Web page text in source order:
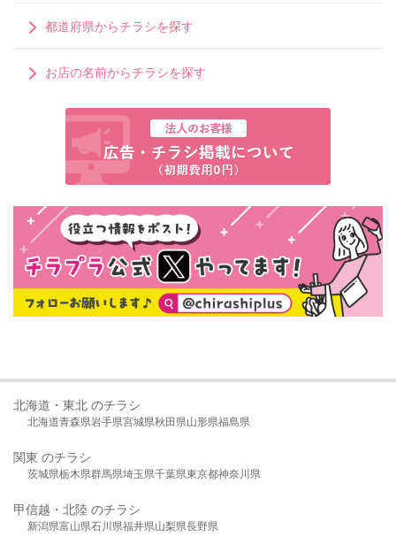
都道府県からチラシを探す
お店の名前からチラシを探す
北海道・東北 のチラシ
北海道青森県岩手県宮城県秋田県山形県福島県
関東 のチラシ
茨城県栃木県群馬県埼玉県千葉県東京都神奈川県
甲信越・北陸 のチラシ
新潟県富山県石川県福井県山梨県長野県